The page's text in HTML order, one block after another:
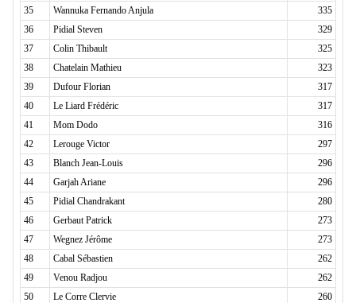
35
Wannuka Fernando Anjula
335
36
Pidial Steven
329
37
Colin Thibault
325
38
Chatelain Mathieu
323
39
Dufour Florian
317
40
Le Liard Frédéric
317
41
Mom Dodo
316
42
Lerouge Victor
297
43
Blanch Jean-Louis
296
44
Garjah Ariane
296
45
Pidial Chandrakant
280
46
Gerbaut Patrick
273
47
Wegnez Jérôme
273
48
Cabal Sébastien
262
49
Venou Radjou
262
50
Le Corre Clervie
260